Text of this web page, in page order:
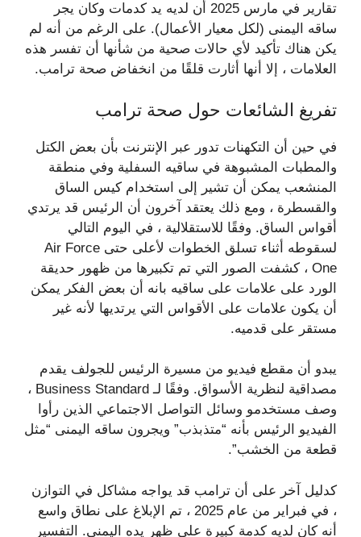
تقارير في مارس 2025 أن لديه يد كدمات وكان يجر
ساقه اليمنى (لكل معيار الأعمال). على الرغم من أنه لم
يكن هناك تأكيد لأي حالات صحية من شأنها أن تفسر هذه
العلامات ، إلا أنها أثارت قلقًا من انخفاض صحة ترامب.
تفريغ الشائعات حول صحة ترامب
في حين أن التكهنات تدور عبر الإنترنت بأن بعض الكتل
والمطبات المشبوهة في ساقيه السفلية وفي منطقة
المنشعب يمكن أن تشير إلى استخدام كيس الساق
والقسطرة ، ومع ذلك يعتقد آخرون أن الرئيس قد يرتدي
أقواس الساق. وفقًا للاستقلالية ، في اليوم التالي
لسقوطه أثناء تسلق الخطوات لأعلى حتى Air Force
One ، كشفت الصور التي تم تكبيرها من ظهور حديقة
الورد على علامات على ساقيه بانه أن بعض الفكر يمكن
أن يكون علامات على الأقواس التي يرتديها لأنه غير
مستقر على قدميه.
يبدو أن مقطع فيديو من مسيرة الرئيس للجولف يقدم
مصداقية لنظرية الأسواق. وفقًا لـ Business Standard ،
وصف مستخدمو وسائل التواصل الاجتماعي الذين رأوا
الفيديو الرئيس بأنه “متذبذب” ويجرون ساقه اليمنى “مثل
قطعة من الخشب”.
كدليل آخر على أن ترامب قد يواجه مشاكل في التوازن
، في فبراير من عام 2025 ، تم الإبلاغ على نطاق واسع
أنه كان لديه كدمة كبيرة على ظهر يده اليمنى. التفسير